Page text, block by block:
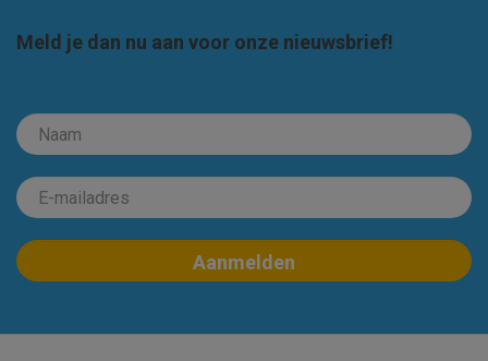
Meld je dan nu aan voor onze nieuwsbrief!